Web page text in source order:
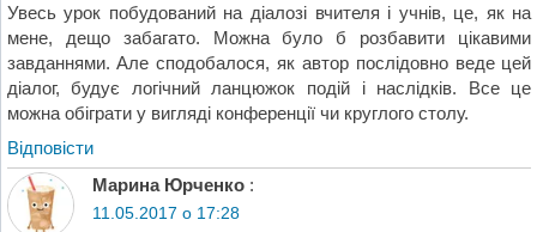
Увесь урок побудований на діалозі вчителя і учнів, це, як на
мене, дещо забагато. Можна було б розбавити цікавими
завданнями. Але сподобалося, як автор послідовно веде цей
діалог, будує логічний ланцюжок подій і наслідків. Все це
можна обіграти у вигляді конференції чи круглого столу.
Відповіcти
Марина Юрченко :
11.05.2017 о 17:28